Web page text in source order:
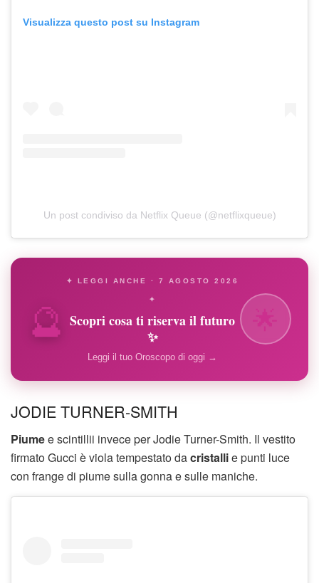
Visualizza questo post su Instagram
Un post condiviso da Netflix Queue (@netflixqueue)
🔮
✦ LEGGI ANCHE · 7 AGOSTO 2026
✦
Scopri cosa ti riserva il futuro
✨
Leggi il tuo Oroscopo di oggi →
JODIE TURNER-SMITH
Piumee scintillii invece per Jodie Turner-Smith. Il vestito
firmato Gucci è viola tempestato dacristallie punti luce
con frange di piume sulla gonna e sulle maniche.